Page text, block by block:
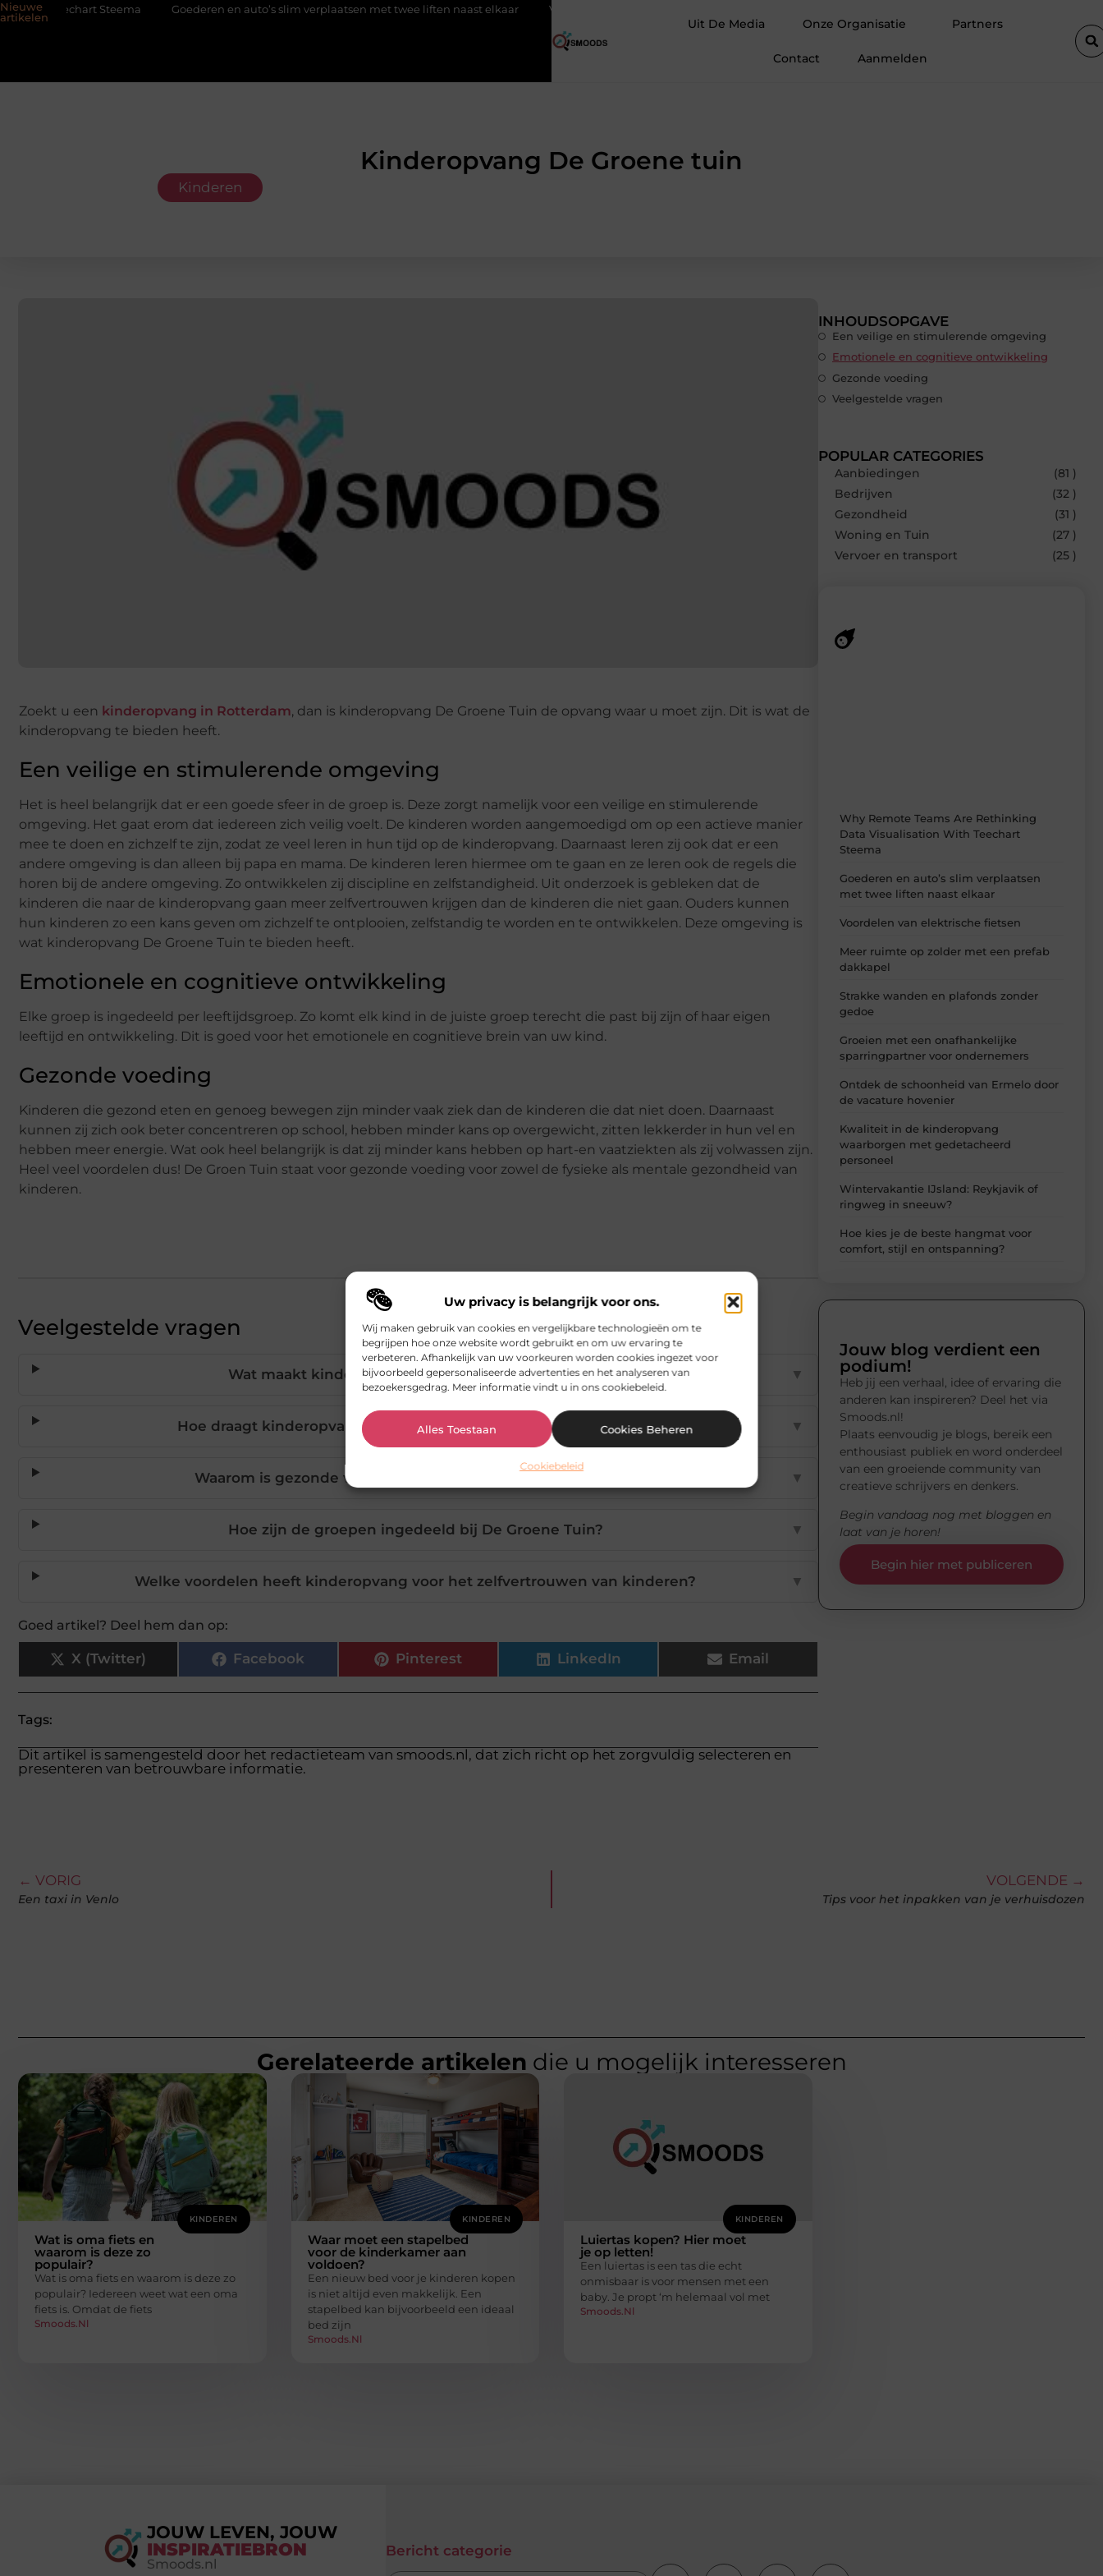
Uw privacy is belangrijk voor ons.
Wij maken gebruik van cookies en vergelijkbare technologieën om te
begrijpen hoe onze website wordt gebruikt en om uw ervaring te
verbeteren. Afhankelijk van uw voorkeuren worden cookies ingezet voor
bijvoorbeeld gepersonaliseerde advertenties en het analyseren van
bezoekersgedrag. Meer informatie vindt u in ons cookiebeleid.
Alles Toestaan Cookies Beheren
Cookiebeleid
Nieuwe
artikelen
Teechart Steema Goederen en auto’s slim verplaatsen met twee liften naast elkaar Voordelen van elektrische fietsen
Uit De Media Onze Organisatie Partners
Contact Aanmelden
Kinderopvang De Groene tuin
Kinderen
Zoekt u een kinderopvang in Rotterdam, dan is kinderopvang De Groene Tuin de opvang waar u moet zijn. Dit is wat de
kinderopvang te bieden heeft.
Een veilige en stimulerende omgeving
Het is heel belangrijk dat er een goede sfeer in de groep is. Deze zorgt namelijk voor een veilige en stimulerende
omgeving. Het gaat erom dat iedereen zich veilig voelt. De kinderen worden aangemoedigd om op een actieve manier
mee te doen en zichzelf te zijn, zodat ze veel leren in hun tijd op de kinderopvang. Daarnaast leren zij ook dat er een
andere omgeving is dan alleen bij papa en mama. De kinderen leren hiermee om te gaan en ze leren ook de regels die
horen bij de andere omgeving. Zo ontwikkelen zij discipline en zelfstandigheid. Uit onderzoek is gebleken dat de
kinderen die naar de kinderopvang gaan meer zelfvertrouwen krijgen dan de kinderen die niet gaan. Ouders kunnen
hun kinderen zo een kans geven om zichzelf te ontplooien, zelfstandig te worden en te ontwikkelen. Deze omgeving is
wat kinderopvang De Groene Tuin te bieden heeft.
Emotionele en cognitieve ontwikkeling
Elke groep is ingedeeld per leeftijdsgroep. Zo komt elk kind in de juiste groep terecht die past bij zijn of haar eigen
leeftijd en ontwikkeling. Dit is goed voor het emotionele en cognitieve brein van uw kind.
Gezonde voeding
Kinderen die gezond eten en genoeg bewegen zijn minder vaak ziek dan de kinderen die dat niet doen. Daarnaast
kunnen zij zich ook beter concentreren op school, hebben minder kans op overgewicht, zitten lekkerder in hun vel en
hebben meer energie. Wat ook heel belangrijk is dat zij minder kans hebben op hart-en vaatziekten als zij volwassen zijn.
Heel veel voordelen dus! De Groen Tuin staat voor gezonde voeding voor zowel de fysieke als mentale gezondheid van
kinderen.
Veelgestelde vragen
Wat maakt kinderopvang De Groene Tuin speciaal? ▼
Hoe draagt kinderopvang bij aan de ontwikkeling van mijn kind? ▼
Waarom is gezonde voeding belangrijk in de kinderopvang? ▼
Hoe zijn de groepen ingedeeld bij De Groene Tuin? ▼
Welke voordelen heeft kinderopvang voor het zelfvertrouwen van kinderen? ▼
Goed artikel? Deel hem dan op:
X (Twitter) Facebook Pinterest LinkedIn Email
Tags:
Dit artikel is samengesteld door het redactieteam van smoods.nl, dat zich richt op het zorgvuldig selecteren en
presenteren van betrouwbare informatie.
INHOUDSOPGAVE
Een veilige en stimulerende omgeving
Emotionele en cognitieve ontwikkeling
Gezonde voeding
Veelgestelde vragen
POPULAR CATEGORIES
Aanbiedingen
(81 )
Bedrijven
(32 )
Gezondheid
(31 )
Woning en Tuin
(27 )
Vervoer en transport
(25 )
Why Remote Teams Are Rethinking
Data Visualisation With Teechart
Steema
Goederen en auto’s slim verplaatsen
met twee liften naast elkaar
Voordelen van elektrische fietsen
Meer ruimte op zolder met een prefab
dakkapel
Strakke wanden en plafonds zonder
gedoe
Groeien met een onafhankelijke
sparringpartner voor ondernemers
Ontdek de schoonheid van Ermelo door
de vacature hovenier
Kwaliteit in de kinderopvang
waarborgen met gedetacheerd
personeel
Wintervakantie IJsland: Reykjavik of
ringweg in sneeuw?
Hoe kies je de beste hangmat voor
comfort, stijl en ontspanning?
Jouw blog verdient een
podium!
Heb jij een verhaal, idee of ervaring die
anderen kan inspireren? Deel het via
Smoods.nl!
Plaats eenvoudig je blogs, bereik een
enthousiast publiek en word onderdeel
van een groeiende community van
creatieve schrijvers en denkers.
Begin vandaag nog met bloggen en
laat van je horen!
Begin hier met publiceren
← VORIG
Een taxi in Venlo
VOLGENDE →
Tips voor het inpakken van je verhuisdozen
Gerelateerde artikelen die u mogelijk interesseren
KINDEREN
Wat is oma fiets en
waarom is deze zo
populair?
Wat is oma fiets en waarom is deze zo
populair? Iedereen weet wat een oma
fiets is. Omdat de fiets
Smoods.nl
KINDEREN
Waar moet een stapelbed
voor de kinderkamer aan
voldoen?
Een nieuw bed voor je kinderen kopen
is niet altijd even makkelijk. Een
stapelbed kan bijvoorbeeld een ideaal
bed zijn
Smoods.nl
KINDEREN
Luiertas kopen? Hier moet
je op letten!
Een luiertas is een tas die echt
onmisbaar is voor mensen met een
baby. Je propt ‘m helemaal vol met
Smoods.nl
JOUW LEVEN, JOUW
INSPIRATIEBRON
Smoods.nl
Bericht categorie